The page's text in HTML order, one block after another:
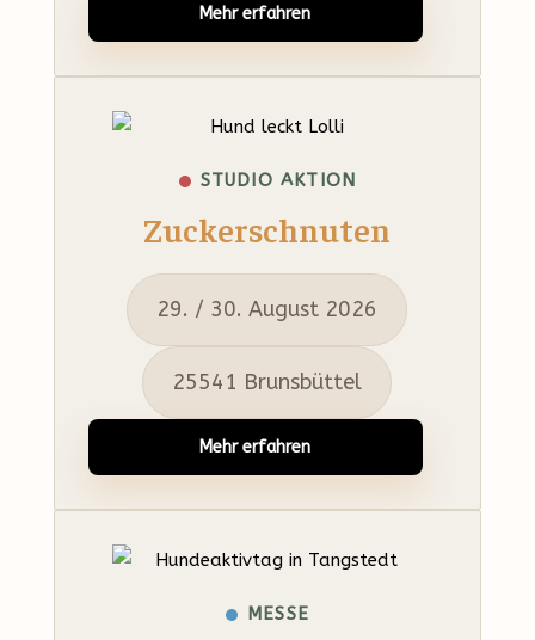
Mehr erfahren
STUDIO AKTION
Zuckerschnuten
29. / 30. August 2026
25541 Brunsbüttel
Mehr erfahren
MESSE